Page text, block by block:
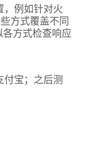
，例如针对火
方式覆盖不同
方式检查响应
付宝；之后测